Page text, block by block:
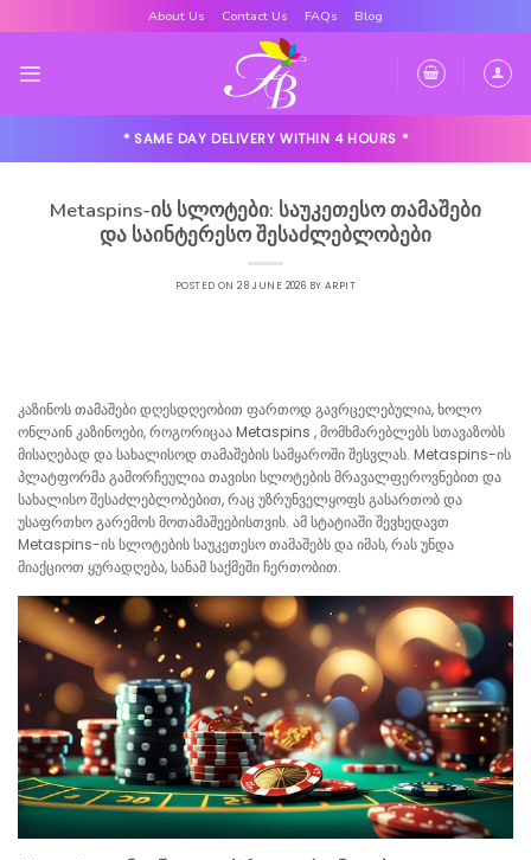
to
About Us Contact Us FAQs Blog
* SAME DAY DELIVERY WITHIN 4 HOURS *
Metaspins-ის სლოტები: საუკეთესო თამაშები
და საინტერესო შესაძლებლობები
POSTED ON28 JUNE 2026 BY ARPIT
კაზინოს თამაშები დღესდღეობით ფართოდ გავრცელებულია, ხოლო
ონლაინ კაზინოები, როგორიცააMetaspins , მომხმარებლებს სთავაზობს
მისაღებად და სახალისოდ თამაშების სამყაროში შესვლას. Metaspins-ის
პლატფორმა გამორჩეულია თავისი სლოტების მრავალფეროვნებით და
სახალისო შესაძლებლობებით, რაც უზრუნველყოფს გასართობ და
უსაფრთხო გარემოს მოთამაშეებისთვის. ამ სტატიაში შევხედავთ
Metaspins-ის სლოტების საუკეთესო თამაშებს და იმას, რას უნდა
მიაქციოთ ყურადღება, სანამ საქმეში ჩერთობით.